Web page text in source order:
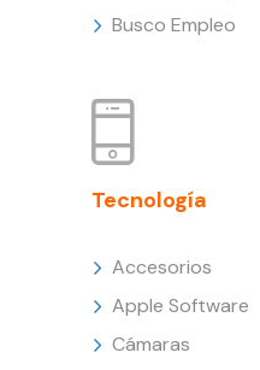
Busco Empleo
Tecnología
Accesorios
Apple Software
Cámaras